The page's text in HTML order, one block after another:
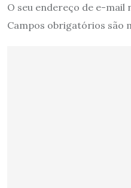
O seu endereço de e-mail
Campos obrigatórios são